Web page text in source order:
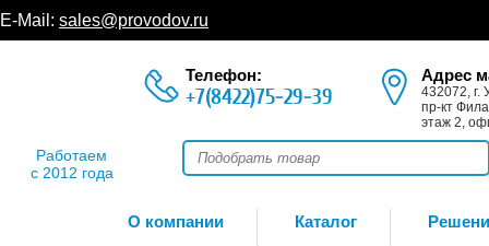
E-Mail: sales@provodov.ru
Работаем
с 2012 года
Телефон:
+7(8422)75-29-39
Адрес
432072, г.
пр-кт
этаж 2,
О компании Каталог